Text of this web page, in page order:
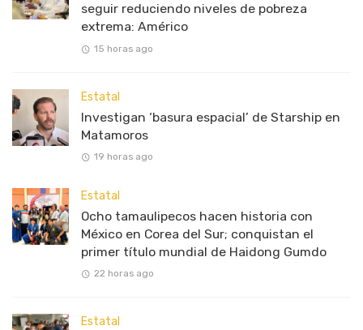
seguir reduciendo niveles de pobreza
extrema: Américo
15 horas ago
Estatal
Investigan ‘basura espacial’ de Starship en
Matamoros
19 horas ago
Estatal
Ocho tamaulipecos hacen historia con
México en Corea del Sur; conquistan el
primer título mundial de Haidong Gumdo
22 horas ago
Estatal